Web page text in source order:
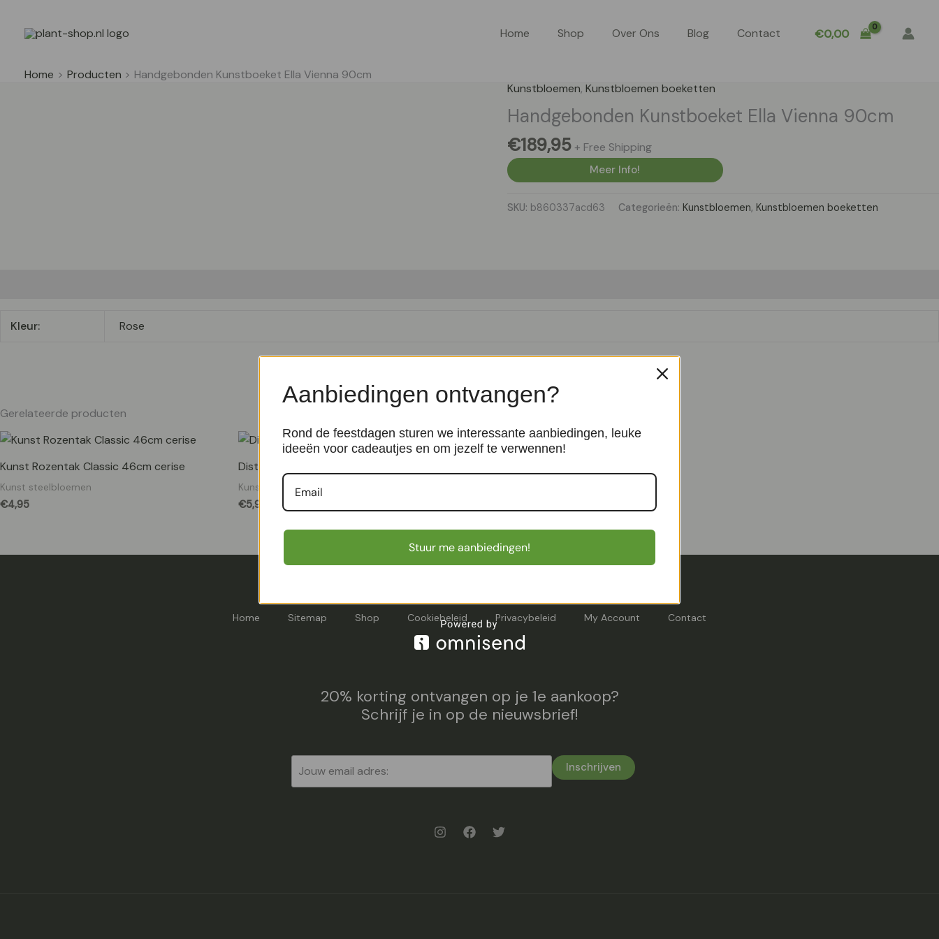
Home Shop Over Ons Blog Contact €0,00
Home Producten
Handgebonden Kunstboeket Ella Vienna 90cm
Kunstbloemen, Kunstbloemen boeketten
Handgebonden Kunstboeket Ella Vienna 90cm
€189,95 + Free Shipping
Meer Info!
SKU: b860337acd63 Categorieën: Kunstbloemen, Kunstbloemen boeketten
Kleur: Rose
Gerelateerde producten
Kunst Rozentak Classic 46cm cerise
Kunst steelbloemen
€4,95
Disteltak kunstbloem 65cm Blauw
Kunst steelbloemen
€5,95
Home Sitemap Shop Cookiebeleid Privacybeleid My Account Contact
20% korting ontvangen op je 1e aankoop?
Schrijf je in op de nieuwsbrief!
Inschrijven
Aanbiedingen ontvangen?
Rond de feestdagen sturen we interessante aanbiedingen, leuke
ideeën voor cadeautjes en om jezelf te verwennen!
Stuur me aanbiedingen!